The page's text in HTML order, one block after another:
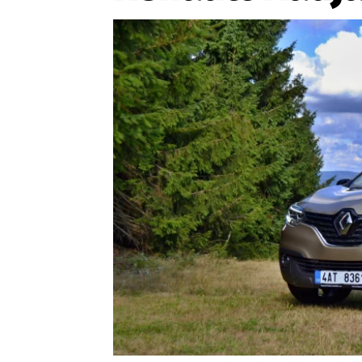
Etický kodex Kontakt
Provozovatelem serveru